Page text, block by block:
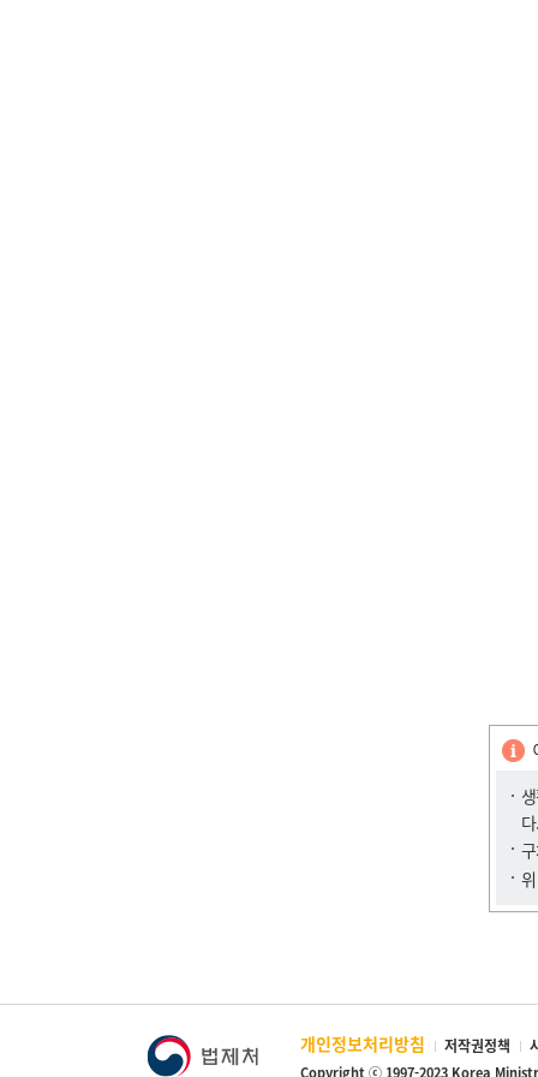
다.
개인정보처리방침 저작권정책
Copyright ⓒ 1997-2023 Korea